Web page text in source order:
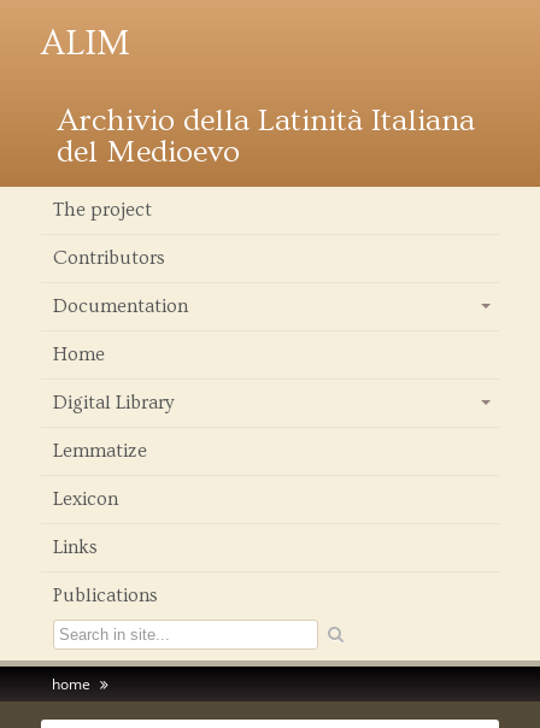
ALIM
Archivio della Latinità Italiana
del Medioevo
The project
Contributors
Documentation
Home
Digital Library
Lemmatize
Lexicon
Links
Publications
home